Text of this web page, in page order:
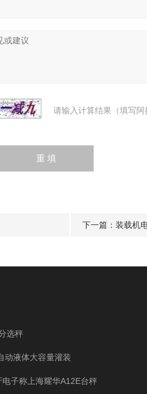
请输入计算结果（填写
下一篇： 装载机
选秤
动液体大容量灌装
子称上海耀华A12E台秤